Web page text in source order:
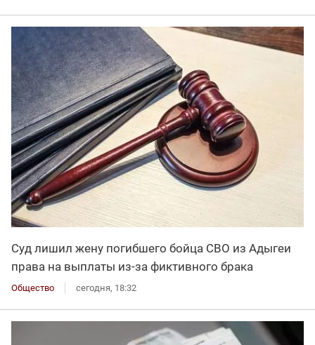
Суд лишил жену погибшего бойца СВО из Адыгеи
права на выплаты из-за фиктивного брака
Общество сегодня, 18:32